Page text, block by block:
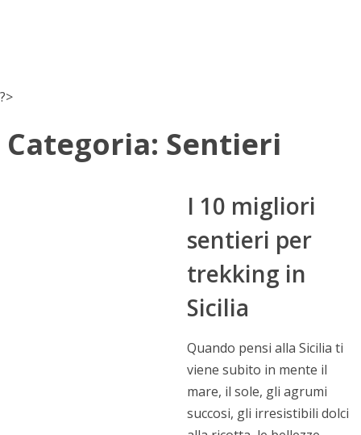
?>
Categoria: Sentieri
I 10 migliori
sentieri per
trekking in
Sicilia
Quando pensi alla Sicilia ti
viene subito in mente il
mare, il sole, gli agrumi
succosi, gli irresistibili dolci